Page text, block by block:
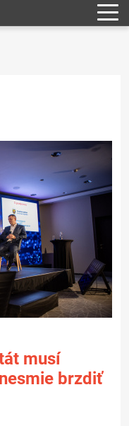
musí
brzdiť